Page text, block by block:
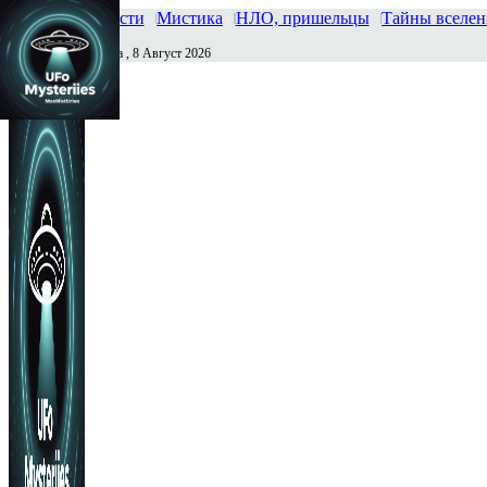
Главная Новости Мистика НЛО, пришельцы Тайны
Сегодня Суббота , 8 Август 2026